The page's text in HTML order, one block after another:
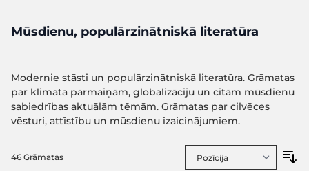
Mūsdienu, populārzinātniskā literatūra
Modernie stāsti un populārzinātniskā literatūra. Grāmatas
par klimata pārmaiņām, globalizāciju un citām mūsdienu
sabiedrības aktuālām tēmām. Grāmatas par cilvēces
vēsturi, attīstību un mūsdienu izaicinājumiem.
46 Grāmatas